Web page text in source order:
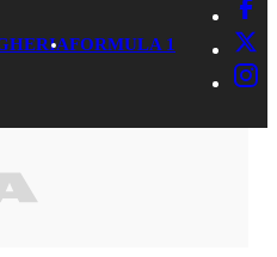
FORMULA 1